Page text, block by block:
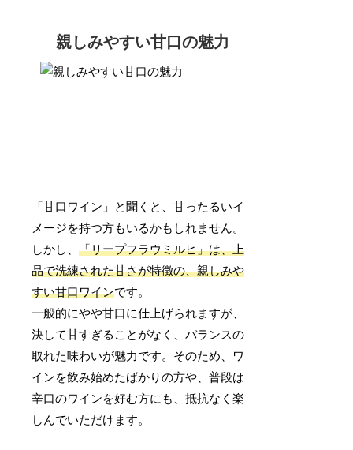
親しみやすい甘口の魅力
「甘口ワイン」と聞くと、甘ったるいイ
メージを持つ方もいるかもしれません。
しかし、「リープフラウミルヒ」は、上
品で洗練された甘さが特徴の、親しみや
すい甘口ワインです。
一般的にやや甘口に仕上げられますが、
決して甘すぎることがなく、バランスの
取れた味わいが魅力です。そのため、ワ
インを飲み始めたばかりの方や、普段は
辛口のワインを好む方にも、抵抗なく楽
しんでいただけます。